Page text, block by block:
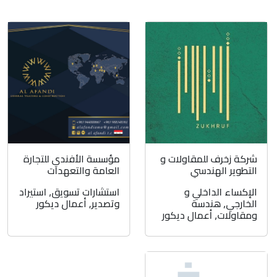
شركة زخرف للمقاولات و
التطوير الهندسي
الإكساء الداخلي و
الخارجي,هندسة
ومقاولات,أعمال ديكور
مؤسسة الأفندي للتجارة
العامة والتعهدات
استشارات تسويق, استيراد
وتصدير,أعمال ديكور